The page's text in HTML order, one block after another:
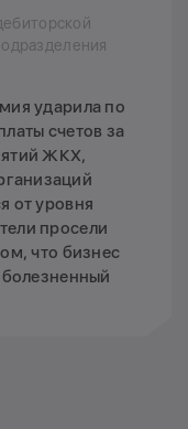
ударила по
счетов за
ЖКХ,
от уровня
просели
что бизнес